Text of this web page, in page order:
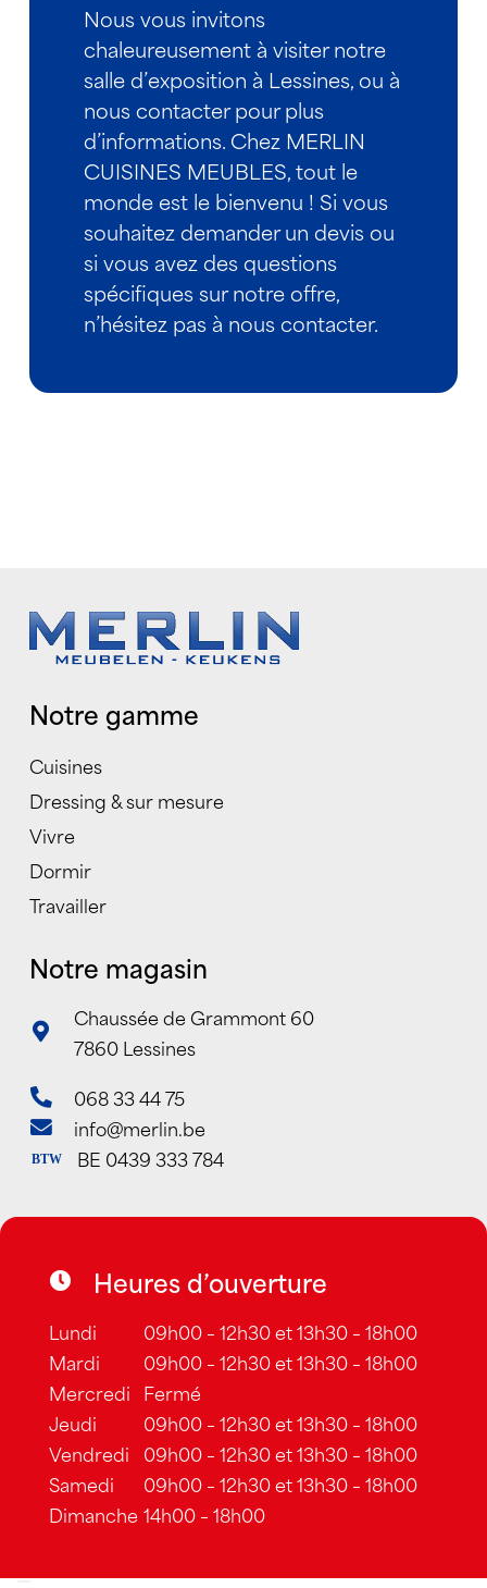
Nous vous invitons
chaleureusement à visiter notre
salle d’exposition à Lessines, ou à
nous contacter pour plus
d’informations. Chez MERLIN
CUISINES MEUBLES, tout le
monde est le bienvenu ! Si vous
souhaitez demander un devis ou
si vous avez des questions
spécifiques sur notre offre,
n’hésitez pas à nous contacter.
Notre gamme
Cuisines
Dressing & sur mesure
Vivre
Dormir
Travailler
Notre magasin
Chaussée de Grammont 60
7860 Lessines
068 33 44 75
info@merlin.be
BTW BE 0439 333 784
Heures d’ouverture
Lundi
09h00 – 12h30 et 13h30 – 18h00
Mardi
09h00 – 12h30 et 13h30 – 18h00
Mercredi Fermé
Jeudi
09h00 – 12h30 et 13h30 – 18h00
Vendredi 09h00 – 12h30 et 13h30 – 18h00
Samedi
09h00 – 12h30 et 13h30 – 18h00
Dimanche 14h00 – 18h00